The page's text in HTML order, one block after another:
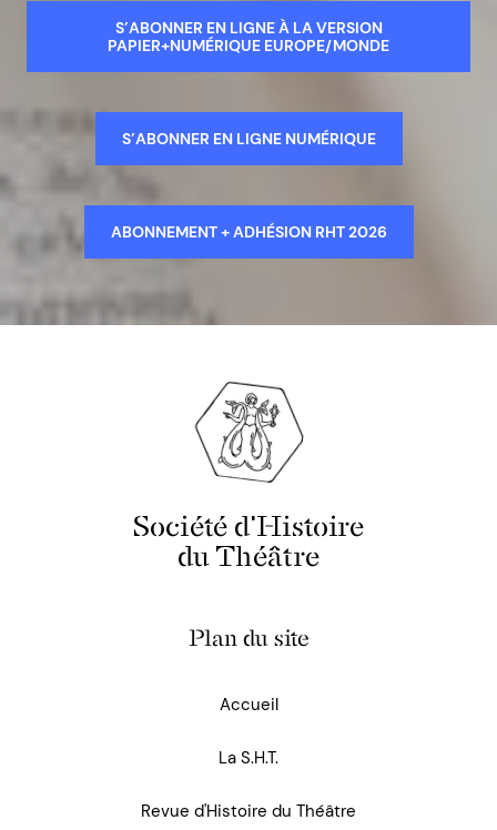
S’ABONNER EN LIGNE À LA VERSION
PAPIER+NUMÉRIQUE EUROPE/MONDE
S’ABONNER EN LIGNE NUMÉRIQUE
ABONNEMENT + ADHÉSION RHT 2026
Société d'Histoire
du Théâtre
Plan du site
Accueil
La S.H.T.
Revue d'Histoire du Théâtre